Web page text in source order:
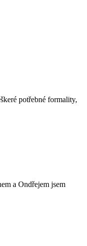
potřebné formality,
a Ondřejem jsem